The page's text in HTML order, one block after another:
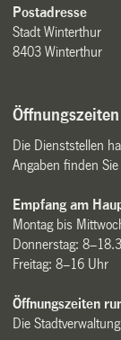
Postadresse
Stadt Winterthur
8403 Winterthur
Öffnungszeiten
Die Dienststellen
Angaben finden
Empfang am
Montag bis
Donnerstag:
Freitag: 8–16 Uhr
Öffnungszeiten
Die